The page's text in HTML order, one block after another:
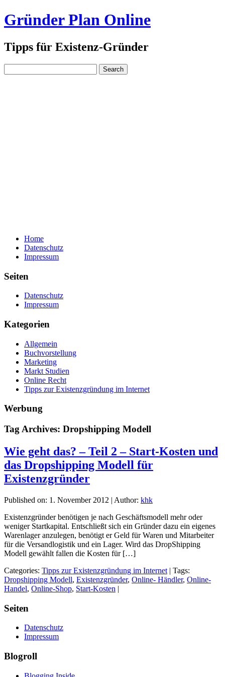
Gründer Plan Online
Tipps für Existenz-Gründer
Home
Datenschutz
Impressum
Seiten
Datenschutz
Impressum
Kategorien
Allgemein
Buchvorstellung
Marketing
Markt Studien
Online Recht
Tipps zur Existenzgründung im Internet
Werbung
Tag Archives: Dropshipping Modell
Wie geht das? – Teil 2 – Start-Kosten und
das Dropshipping Modell für
Existenzgründer
Published on: 1. November 2012 | Author: khk
Existenzgründer benötigen je nach Geschäftsmodell mehr oder
weniger Startkapital. Entschließt sich ein Gründer dazu ein eigenes
Warenlager anzulegen, benötigt er Geld für Waren und Mitarbeiter
für die Versandlogistik und ein Lager. Wird das DropShipping
Modell gewählt fallen die Kosten für […]
Categories: Tipps zur Existenzgründung im Internet | Tags:
Dropshipping Modell, Existenzgründer, Online- Händler, Online-
Handel, Online-Shop, Start-Kosten |
Seiten
Datenschutz
Impressum
Blogroll